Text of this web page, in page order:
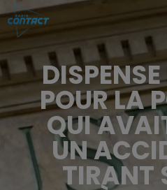
POUR LA
QUI
UN
TIRANT